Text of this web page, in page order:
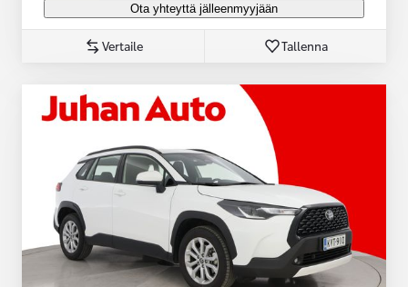
Ota yhteyttä jälleenmyyjään
Vertaile Tallenna